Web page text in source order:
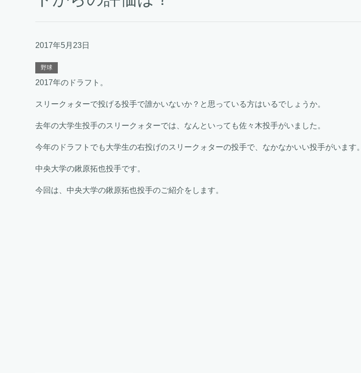
2017年5月23日
野球
2017年のドラフト。
スリークォターで投げる投手で誰かいないか？と思っている方はいるでしょうか。
去年の大学生投手のスリークォターでは、なんといっても佐々木投手がいました。
今年のドラフトでも大学生の右投げのスリークォターの投手で、なかなかいい投手がいます。
中央大学の鍬原拓也投手です。
今回は、中央大学の鍬原拓也投手のご紹介をします。